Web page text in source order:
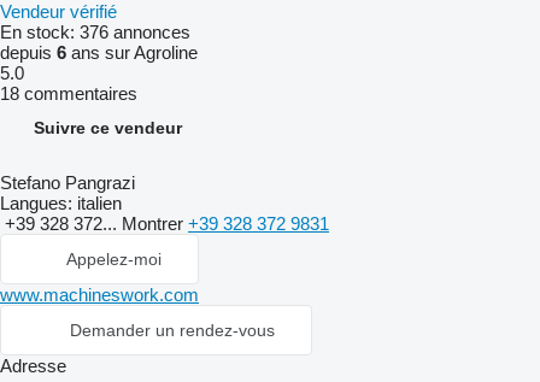
Vendeur vérifié
En stock: 376 annonces
depuis 6 ans sur Agroline
5.0
18 commentaires
Suivre ce vendeur
Stefano Pangrazi
Langues: italien
+39 328 372... Montrer +39 328 372 9831
Appelez-moi
www.machineswork.com
Demander un rendez-vous
Adresse